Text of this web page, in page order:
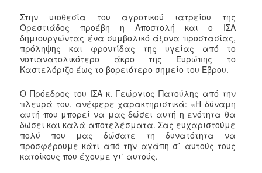
Στην υιοθεσία του αγροτικού ιατρείου της
Ορεστιάδος προέβη η Αποστολή και ο ΙΣΑ
δημιουργώντας ένα συμβολικό άξονα προστασίας,
πρόληψης και φροντίδας της υγείας από το
νοτιανατολικότερο άκρο της Ευρώπης το
Καστελόριζο έως το βορειότερο σημείο του Έβρου.
Ο Πρόεδρος του ΙΣΑ κ. Γεώργιος Πατούλης από την
πλευρά του, ανέφερε χαρακτηριστικά: «Η δύναμη
αυτή που μπορεί να μας δώσει αυτή η ενότητα θα
δώσει και καλά αποτελέσματα. Σας ευχαριστούμε
πολύ που μας δώσατε τη δυνατότητα να
προσφέρουμε κάτι από την αγάπη σ΄ αυτούς τους
κατοίκους που έχουμε γι΄ αυτούς.